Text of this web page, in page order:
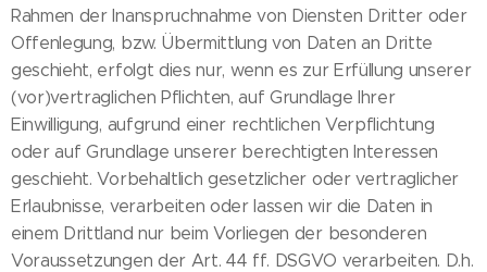
Rahmen der Inanspruchnahme von Diensten Dritter oder
Offenlegung, bzw. Übermittlung von Daten an Dritte
geschieht, erfolgt dies nur, wenn es zur Erfüllung unserer
(vor)vertraglichen Pflichten, auf Grundlage Ihrer
Einwilligung, aufgrund einer rechtlichen Verpflichtung
oder auf Grundlage unserer berechtigten Interessen
geschieht. Vorbehaltlich gesetzlicher oder vertraglicher
Erlaubnisse, verarbeiten oder lassen wir die Daten in
einem Drittland nur beim Vorliegen der besonderen
Voraussetzungen der Art. 44 ff. DSGVO verarbeiten. D.h.